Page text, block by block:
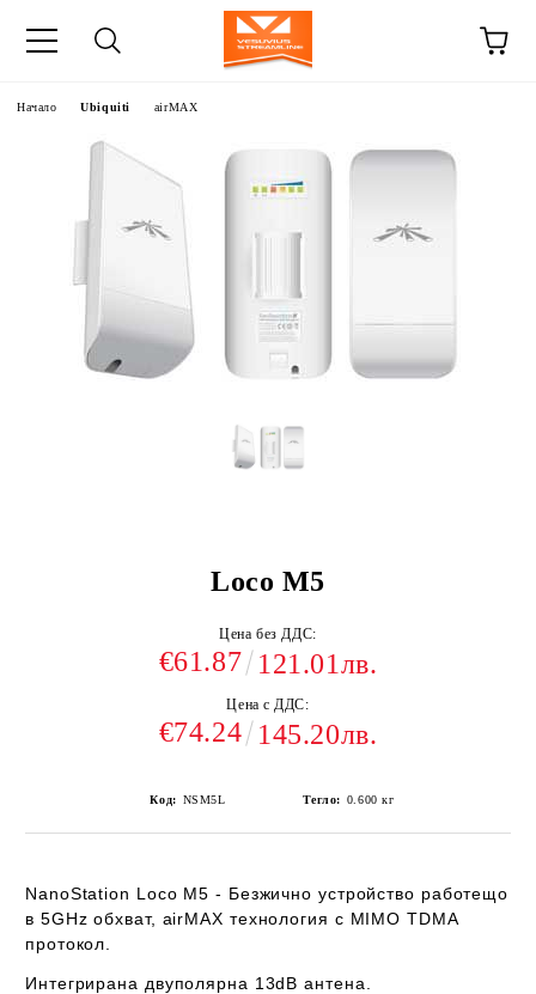
Начало Ubiquiti airMAX
Loco M5
Цена без ДДС:
€61.87 121.01лв.
Цена с ДДС:
€74.24 145.20лв.
Код: NSM5L Тегло: 0.600 кг
NanoStation Loco M5 - Безжично устройство работещо
в 5GHz обхват, airMAX технология с MIMO TDMA
протокол.
Интегрирана двуполярна 13dB антена.